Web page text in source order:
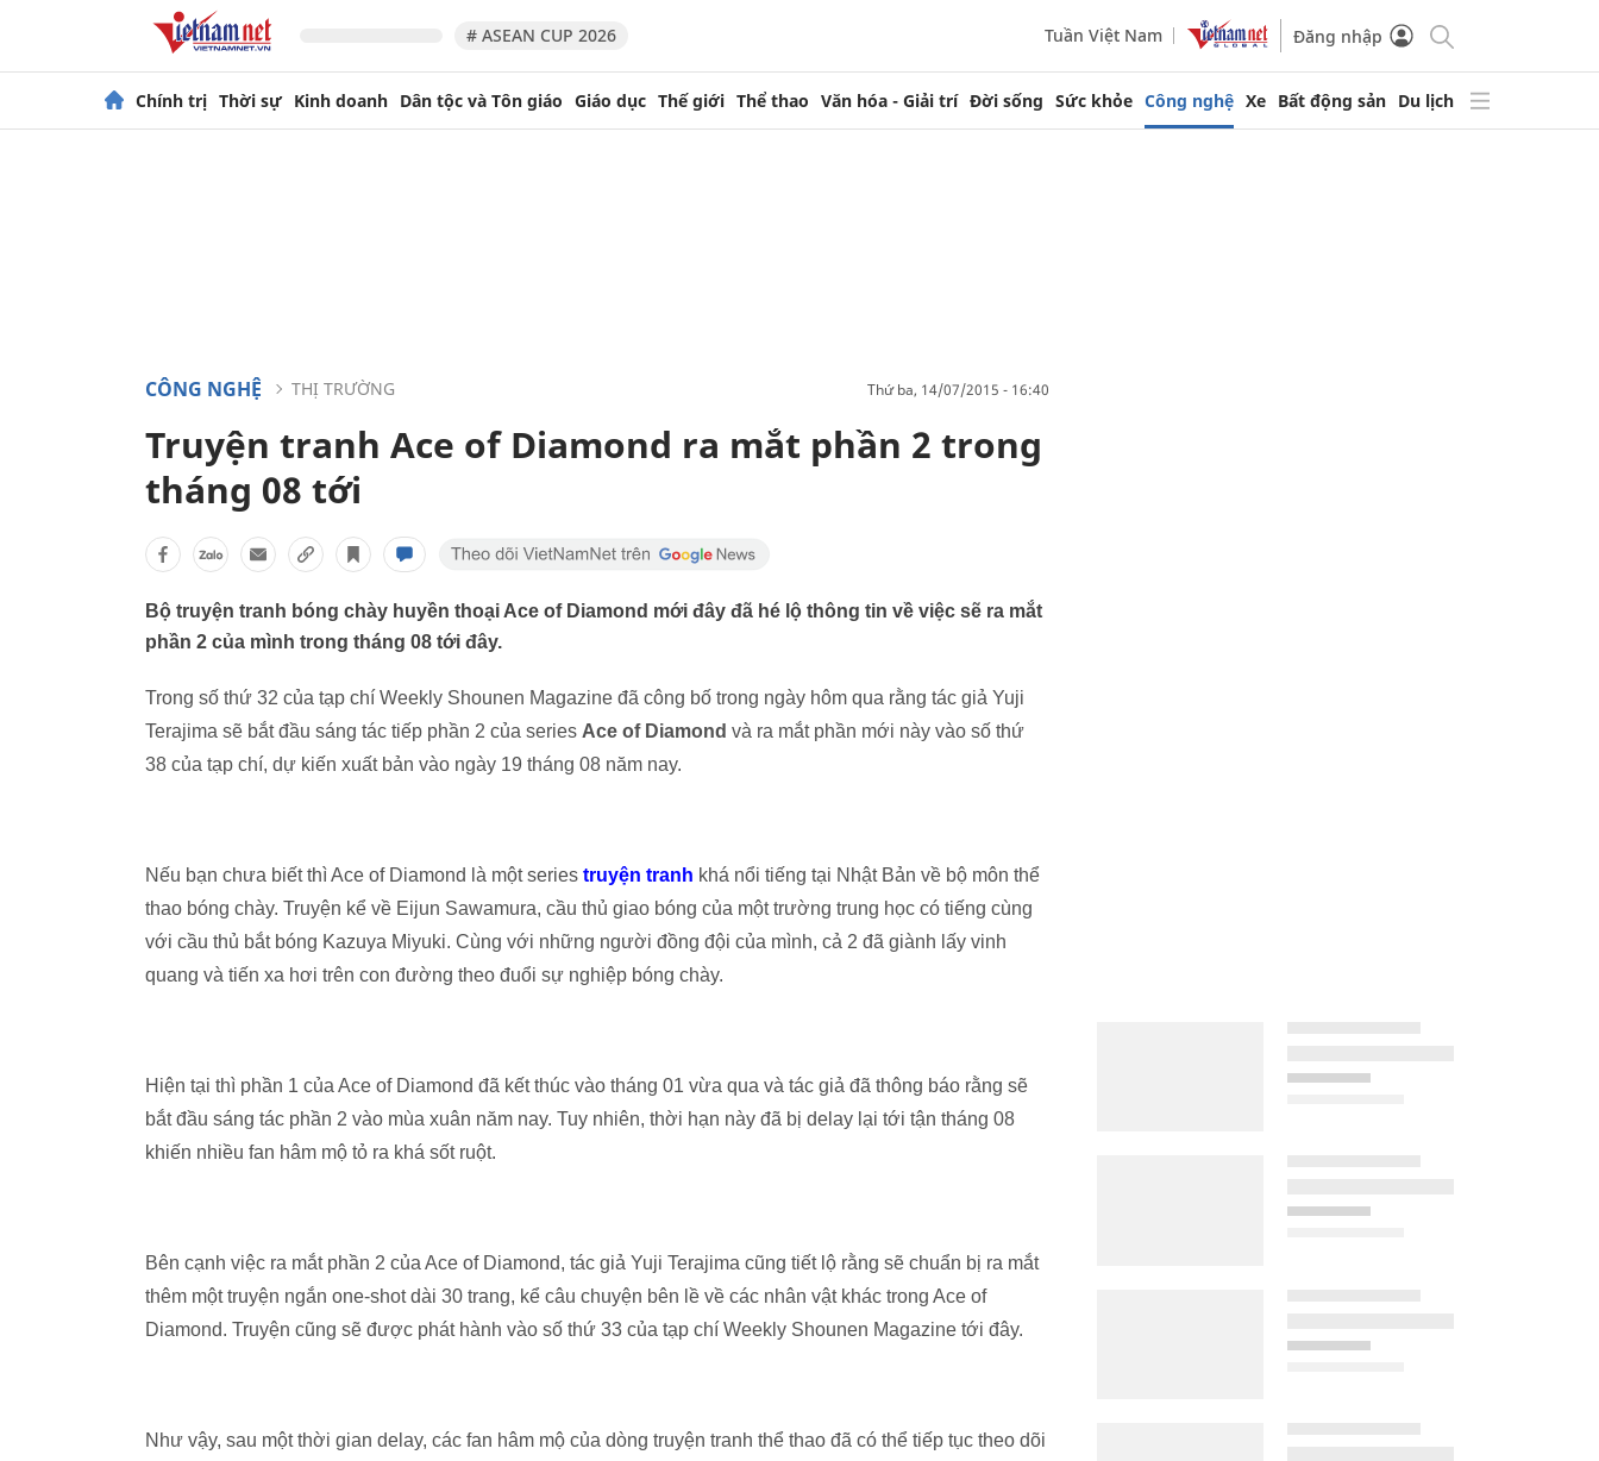
# ASEAN CUP 2026 Tuần Việt Nam Đăng nhập
Chính trị Thời sự Kinh doanh Dân tộc và Tôn giáo Giáo dục Thế giới Thể thao Văn hóa - Giải trí Đời sống Sức khỏe Công nghệ Xe Bất động sản Du lịch
CÔNG NGHỆ THỊ TRƯỜNG thứ ba, 14/07/2015 - 16:40
Truyện tranh Ace of Diamond ra mắt phần 2 trong
tháng 08 tới
Bộ truyện tranh bóng chày huyền thoại Ace of Diamond mới đây đã hé lộ thông tin về việc sẽ ra mắt
phần 2 của mình trong tháng 08 tới đây.
Trong số thứ 32 của tạp chí Weekly Shounen Magazine đã công bố trong ngày hôm qua rằng tác giả Yuji
Terajima sẽ bắt đầu sáng tác tiếp phần 2 của series Ace of Diamond và ra mắt phần mới này vào số thứ
38 của tạp chí, dự kiến xuất bản vào ngày 19 tháng 08 năm nay.
Nếu bạn chưa biết thì Ace of Diamond là một series truyện tranh khá nổi tiếng tại Nhật Bản về bộ môn thể
thao bóng chày. Truyện kể về Eijun Sawamura, cầu thủ giao bóng của một trường trung học có tiếng cùng
với cầu thủ bắt bóng Kazuya Miyuki. Cùng với những người đồng đội của mình, cả 2 đã giành lấy vinh
quang và tiến xa hơi trên con đường theo đuổi sự nghiệp bóng chày.
Hiện tại thì phần 1 của Ace of Diamond đã kết thúc vào tháng 01 vừa qua và tác giả đã thông báo rằng sẽ
bắt đầu sáng tác phần 2 vào mùa xuân năm nay. Tuy nhiên, thời hạn này đã bị delay lại tới tận tháng 08
khiến nhiều fan hâm mộ tỏ ra khá sốt ruột.
Bên cạnh việc ra mắt phần 2 của Ace of Diamond, tác giả Yuji Terajima cũng tiết lộ rằng sẽ chuẩn bị ra mắt
thêm một truyện ngắn one-shot dài 30 trang, kể câu chuyện bên lề về các nhân vật khác trong Ace of
Diamond. Truyện cũng sẽ được phát hành vào số thứ 33 của tạp chí Weekly Shounen Magazine tới đây.
Như vậy, sau một thời gian delay, các fan hâm mộ của dòng truyện tranh thể thao đã có thể tiếp tục theo dõi